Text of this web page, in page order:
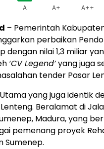
A A+ A++
– Pemerintah
perbaikan
dengan nilai 1,3 miliar
‘CV Legend’yang juga
tender Pasar
yang juga identik
Beralamat di
Madura, yang
pemenang proyek
Sumenep.